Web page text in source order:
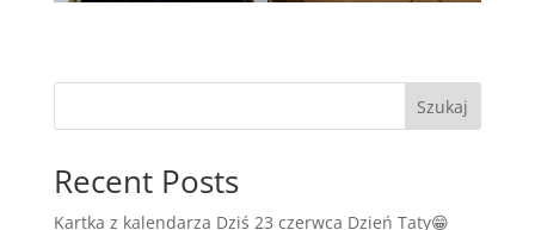
Szukaj
Recent Posts
Kartka z kalendarza Dziś 23 czerwca Dzień Taty😁